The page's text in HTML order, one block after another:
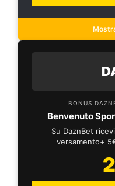
BONUS
Benvenuto
Su DaznBet
versamento+